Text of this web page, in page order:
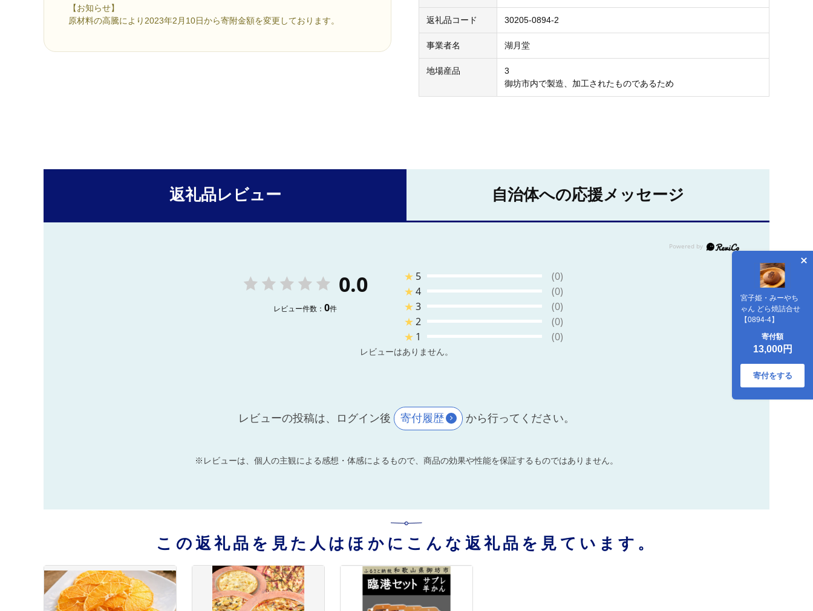
【お知らせ】
原材料の高騰により2023年2月10日から寄附金額を変更しております。
宮子姫・みーやち
ゃん どら焼詰合せ
【0894-4】
寄付額
13,000円
寄付をする
返礼品コード 30205-0894-2
事業者名 湖月堂
地場産品
3
御坊市内で製造、加工されたものであるため
返礼品レビュー 自治体への応援メッセージ
0.0
レビュー件数： 0件
★ 5
(0)
★4
(0)
★3
(0)
★2
(0)
★ 1 (0)
レビューはありません。
レビューの投稿は、ログイン後 寄付履歴 から行ってください。
※レビューは、個人の主観による感想・体感によるもので、商品の効果や性能を保証するものではありません。
この返礼品を見た人はほかにこんな返礼品を見ています。